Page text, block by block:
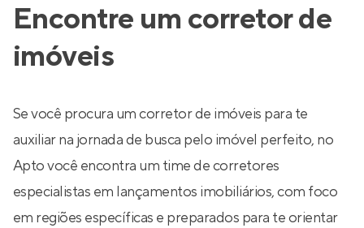
Encontre um corretor de
imóveis
Se você procura um corretor de imóveis para te
auxiliar na jornada de busca pelo imóvel perfeito, no
Apto você encontra um time de corretores
especialistas em lançamentos imobiliários, com foco
em regiões específicas e preparados para te orientar